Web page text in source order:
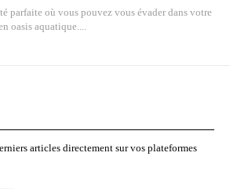
parfaite où vous pouvez vous évader dans votre
oasis aquatique....
articles directement sur vos plateformes